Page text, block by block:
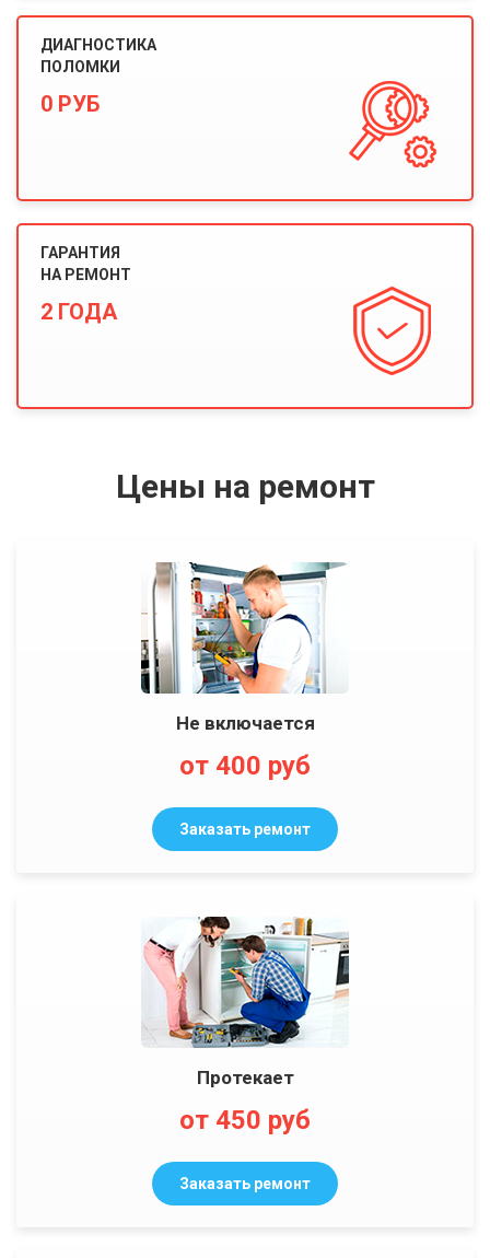
ДИАГНОСТИКА
ПОЛОМКИ
0 РУБ
ГАРАНТИЯ
НА РЕМОНТ
2 ГОДА
Цены на ремонт
Не включается
от 400 руб
Заказать ремонт
Протекает
от 450 руб
Заказать ремонт